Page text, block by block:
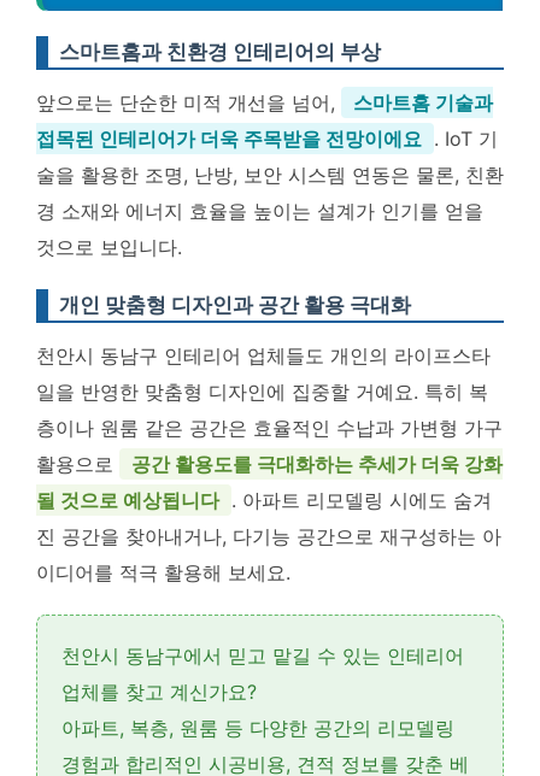
스마트홈과 친환경 인테리어의 부상
앞으로는 단순한 미적 개선을 넘어,
스마트홈 기술과
접목된 인테리어가 더욱 주목받을 전망이에요 . IoT 기
술을 활용한 조명, 난방, 보안 시스템 연동은 물론, 친환
경 소재와 에너지 효율을 높이는 설계가 인기를 얻을
것으로 보입니다.
개인 맞춤형 디자인과 공간 활용 극대화
천안시 동남구 인테리어 업체들도 개인의 라이프스타
일을 반영한 맞춤형 디자인에 집중할 거예요. 특히 복
층이나 원룸 같은 공간은 효율적인 수납과 가변형 가구
활용으로
공간 활용도를 극대화하는 추세가 더욱 강화
될 것으로 예상됩니다 . 아파트 리모델링 시에도 숨겨
진 공간을 찾아내거나, 다기능 공간으로 재구성하는 아
이디어를 적극 활용해 보세요.
천안시 동남구에서 믿고 맡길 수 있는 인테리어
업체를 찾고 계신가요?
아파트, 복층, 원룸 등 다양한 공간의 리모델링
경험과 합리적인 시공비용, 견적 정보를 갖춘 베